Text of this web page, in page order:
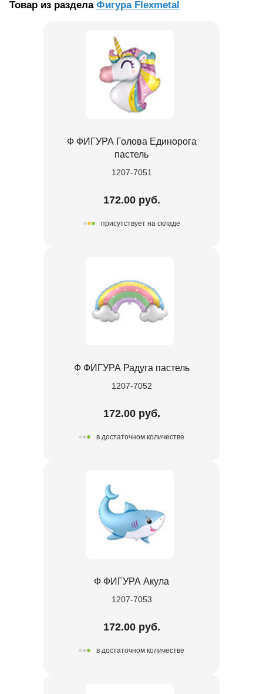
Товар из раздела Фигура Flexmetal
Ф ФИГУРА Голова Единорога
пастель
1207-7051
172.00 руб.
присутствует на складе
Ф ФИГУРА Радуга пастель
1207-7052
172.00 руб.
в достаточном количестве
Ф ФИГУРА Акула
1207-7053
172.00 руб.
в достаточном количестве